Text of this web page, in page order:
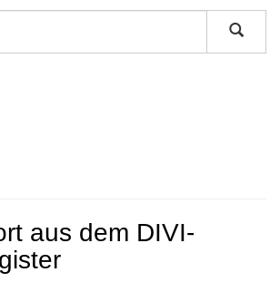
der
aus dem DIVI-